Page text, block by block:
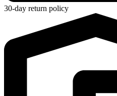
30-day return policy